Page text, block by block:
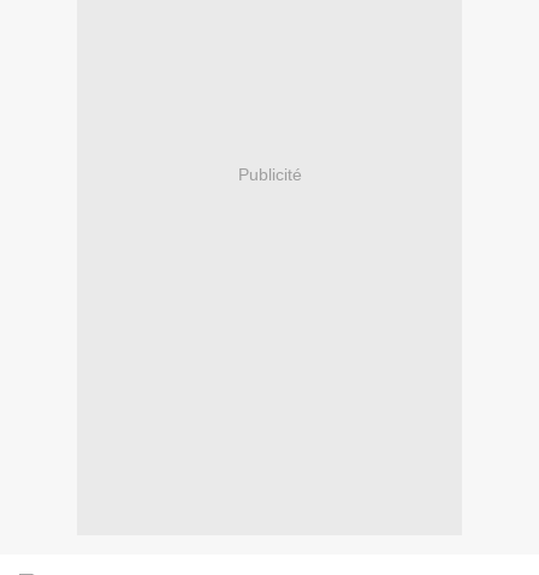
Publicité